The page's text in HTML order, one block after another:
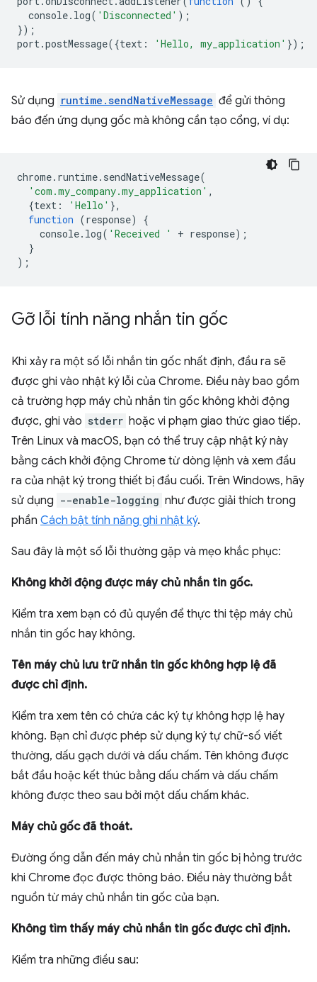
console. log( 'Disconnected' );
});
port.postMessage({text : 'Hello, my_application' });
Sử dụng runtime.sendNativeMessage để gửi thông
báo đến ứng dụng gốc mà không cần tạo cổng, ví dụ:
chrome. runtime. sendNativeMessage(
'com.my_company.my_application' ,
{text : 'Hello' },
function (response)
{
console. log( 'Received ' + response);
}
);
Gỡ lỗi tính năng nhắn tin gốc
Khi xảy ra một số lỗi nhắn tin gốc nhất định, đầu ra sẽ
được ghi vào nhật ký lỗi của Chrome. Điều này bao gồm
cả trường hợp máy chủ nhắn tin gốc không khởi động
được, ghi vào stderr hoặc vi phạm giao thức giao tiếp.
Trên Linux và macOS, bạn có thể truy cập nhật ký này
bằng cách khởi động Chrome từ dòng lệnh và xem đầu
ra của nhật ký trong thiết bị đầu cuối. Trên Windows, hãy
sử dụng --enable-logging như được giải thích trong
phần Cách bật tính năng ghi nhật ký.
Sau đây là một số lỗi thường gặp và mẹo khắc phục:
Không khởi động được máy chủ nhắn tin gốc.
Kiểm tra xem bạn có đủ quyền để thực thi tệp máy chủ
nhắn tin gốc hay không.
Tên máy chủ lưu trữ nhắn tin gốc không hợp lệ đã
được chỉ định.
Kiểm tra xem tên có chứa các ký tự không hợp lệ hay
không. Bạn chỉ được phép sử dụng ký tự chữ-số viết
thường, dấu gạch dưới và dấu chấm. Tên không được
bắt đầu hoặc kết thúc bằng dấu chấm và dấu chấm
không được theo sau bởi một dấu chấm khác.
Máy chủ gốc đã thoát.
Đường ống dẫn đến máy chủ nhắn tin gốc bị hỏng trước
khi Chrome đọc được thông báo. Điều này thường bắt
nguồn từ máy chủ nhắn tin gốc của bạn.
Không tìm thấy máy chủ nhắn tin gốc được chỉ định.
Kiểm tra những điều sau: